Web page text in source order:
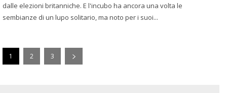
dalle elezioni britanniche. E l'incubo ha ancora una volta le
sembianze di un lupo solitario, ma noto per i suoi...
1 2 3